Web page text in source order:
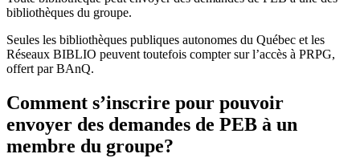
bibliothèques du groupe.
Seules les bibliothèques publiques autonomes du Québec et les
Réseaux BIBLIO peuvent toutefois compter sur l’accès à PRPG,
offert par BAnQ.
Comment s’inscrire pour pouvoir
envoyer des demandes de PEB à un
membre du groupe?